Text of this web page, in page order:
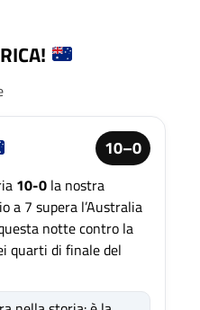
10–0
10-0 la nostra
a 7 supera l’Australia
notte contro la
quarti di finale del